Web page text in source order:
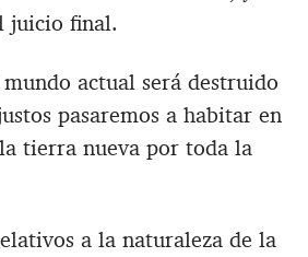
juicio final.
actual será destruido
pasaremos a habitar en
tierra nueva por toda la
a la naturaleza de la